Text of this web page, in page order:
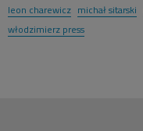
leon charewicz michał sitarski
włodzimierz press